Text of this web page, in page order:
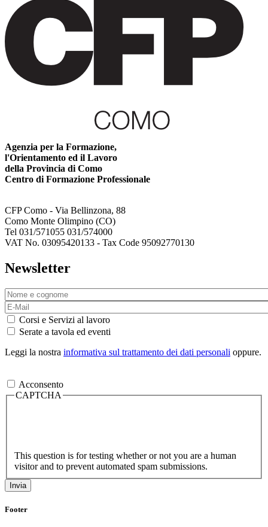
Agenzia per la Formazione,
l'Orientamento ed il Lavoro
della Provincia di Como
Centro di Formazione Professionale
CFP Como - Via Bellinzona, 88
Como Monte Olimpino (CO)
Tel 031/571055 031/574000
VAT No. 03095420133 - Tax Code 95092770130
Newsletter
Corsi e Servizi al lavoro
Serate a tavola ed eventi
Leggi la nostra informativa sul trattamento dei dati personali oppure.
Acconsento
CAPTCHA
This question is for testing whether or not you are a human
visitor and to prevent automated spam submissions.
Footer